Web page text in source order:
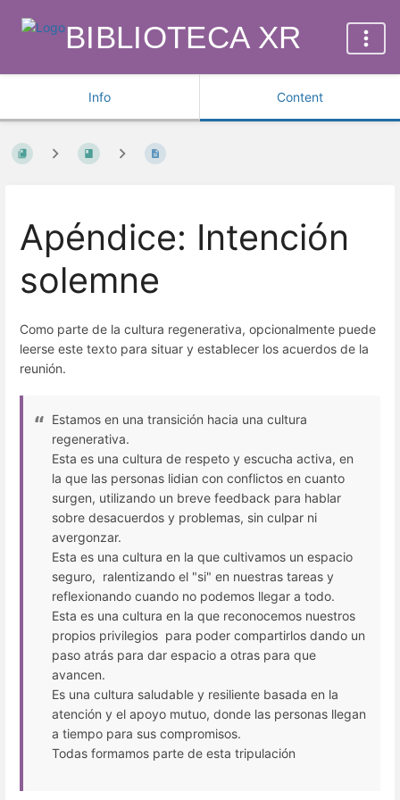
BIBLIOTECA XR
Info Content
Apéndice: Intención
solemne
Como parte de la cultura regenerativa, opcionalmente puede
leerse este texto para situar y establecer los acuerdos de la
reunión.
Estamos en una transición hacia una cultura
regenerativa.
Esta es una cultura de respeto y escucha activa, en
la que las personas lidian con conflictos en cuanto
surgen, utilizando un breve feedback para hablar
sobre desacuerdos y problemas, sin culpar ni
avergonzar.
Esta es una cultura en la que cultivamos un espacio
seguro, ralentizando el "si" en nuestras tareas y
reflexionando cuando no podemos llegar a todo.
Esta es una cultura en la que reconocemos nuestros
propios privilegios para poder compartirlos dando un
paso atrás para dar espacio a otras para que
avancen.
Es una cultura saludable y resiliente basada en la
atención y el apoyo mutuo, donde las personas llegan
a tiempo para sus compromisos.
Todas formamos parte de esta tripulación